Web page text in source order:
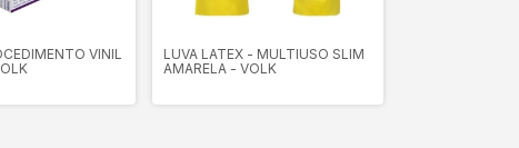
VINIL
LUVA LATEX - MULTIUSO SLIM
AMARELA - VOLK